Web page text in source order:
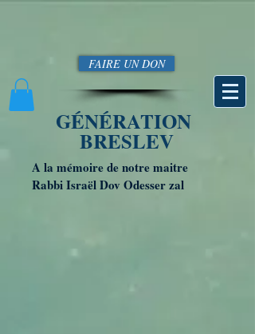
FAIRE UN DON
GÉNÉRATION
BRESLEV
A la mémoire de notre maitre
Rabbi Israël Dov Odesser zal